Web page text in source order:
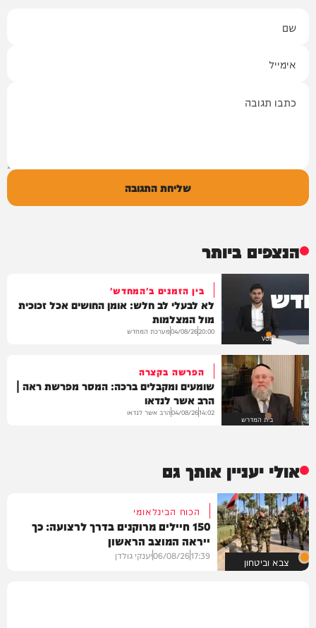
שליחת התגובה
הנצפים ביותר
VOD
בין הזמנים ב'המחדש'
לא לבעלי לב חלש: אומן החושים אכל זכוכית
מול המצלמות
20:00
04/08/26מערכת המחדש
בית המדרש
הפרשה בקצרה
שומעים ומקבלים ברכה: המסר מפרשת ראה |
הרב אשר לנדאו
14:02
04/08/26הרב אשר לנדאו
אולי יעניין אותך גם
צבא וביטחון
הכוח הבינלאומי
150 חיילים מרוקנים בדרך לרצועה: כך
ייראה המוצב הראשון
17:39
06/08/26יענקי גולדן